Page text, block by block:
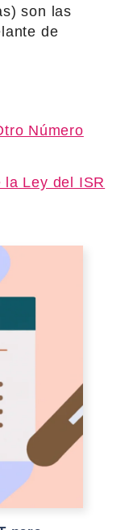
son las
de
Número
Ley del ISR